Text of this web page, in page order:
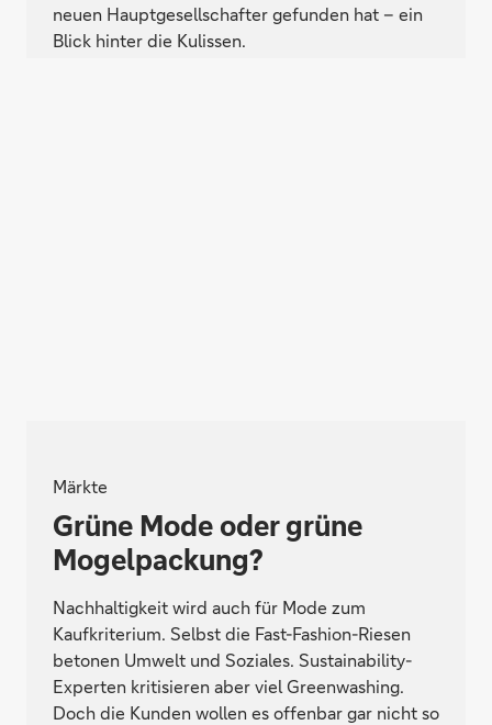
neuen Hauptgesellschafter gefunden hat – ein
Blick hinter die Kulissen.
Märkte
Grüne Mode oder grüne
Mogelpackung?
Nachhaltigkeit wird auch für Mode zum
Kaufkriterium. Selbst die Fast-Fashion-Riesen
betonen Umwelt und Soziales. Sustainability-
Experten kritisieren aber viel Greenwashing.
Doch die Kunden wollen es offenbar gar nicht so